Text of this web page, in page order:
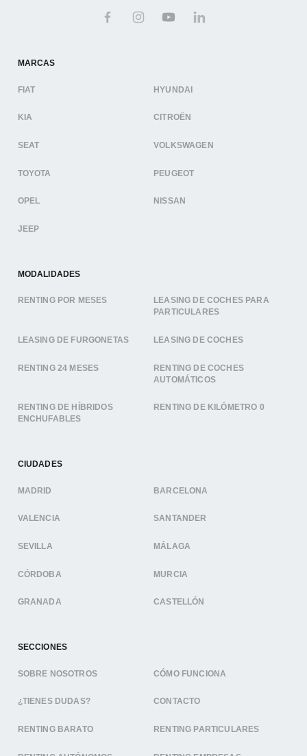
MARCAS
FIAT HYUNDAI
KIA CITROËN
SEAT VOLKSWAGEN
TOYOTA PEUGEOT
OPEL NISSAN
JEEP
MODALIDADES
RENTING POR MESES
LEASING DE COCHES PARA
PARTICULARES
LEASING DE FURGONETAS LEASING DE COCHES
RENTING 24 MESES
RENTING DE COCHES
AUTOMÁTICOS
RENTING DE HÍBRIDOS
ENCHUFABLES
RENTING DE KILÓMETRO 0
CIUDADES
MADRID BARCELONA
VALENCIA SANTANDER
SEVILLA MÁLAGA
CÓRDOBA MURCIA
GRANADA CASTELLÓN
SECCIONES
SOBRE NOSOTROS CÓMO FUNCIONA
¿TIENES DUDAS? CONTACTO
RENTING BARATO RENTING PARTICULARES